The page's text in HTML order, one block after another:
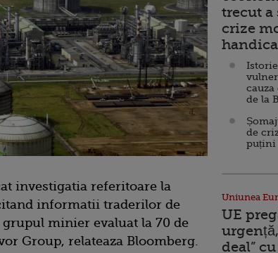
investigatia referitoare la
informatii traderilor de
minier evaluat la 70 de
Group, relateaza Bloomberg.
trecut
crize
de la
de
puțini
Uniunea
UE
deal”